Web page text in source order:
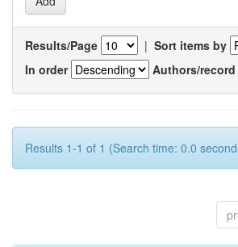
Results/Page | Sort items by
In order
Authors/record
Results 1-1 of 1 (Search time: 0.0